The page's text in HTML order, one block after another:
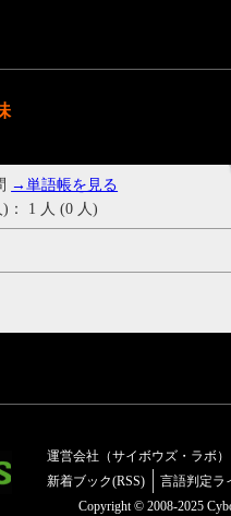
→単語帳を見る
： 1 人 (0 人)
運営会社（サイボウズ・ラボ）
新着ブック(RSS)
言語判定ラ
Copyright © 2008-2025